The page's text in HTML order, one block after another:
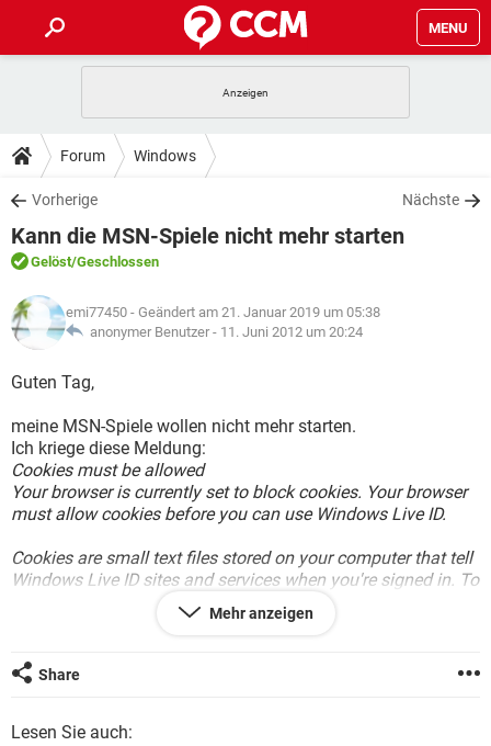
MENU
ANDROID
WINDOWS 10
WHATSAPP TIKTOK
FACEBOOK
TIPPS & TRICKS
SPIELE
WINDOWS 10
WHATSAPP
FACEBOOK HARDWARE
DOWNLOADS
SPIELE STREAMING
ANDROID
WINDOWS 10 INSTAGRAM
WHATSAPP
FACEBOOK
FORUM
SPIELE
ANDROID IOS
FACEBOOK
LEXIKON
SPIELE
ANDROID
WINDOWS 10 INSTAGRAM
WHATSAPP
FACEBOOK HARDWARE
Forum Windows
Vorherige Nächste
Kann die MSN-Spiele nicht mehr starten
Gelöst/Geschlossen
emi77450 - Geändert am 21. Januar 2019 um 05:38
anonymer Benutzer - 11. Juni 2012 um 20:24
Guten Tag,
meine MSN-Spiele wollen nicht mehr starten.
Ich kriege diese Meldung:
Cookies must be allowed
Your browser is currently set to block cookies. Your browser
must allow cookies before you can use Windows Live ID.
Cookies are small text files stored on your computer that tell
Windows Live ID sites and services when you're signed in. To
learn how to allow cookies, see online help in your web
Ich kann kein Englisch, daher das für mich alles Bahnhof.
Würde mir jemand helfen können?
LG
Mehr anzeigen
Share
Lesen Sie auch: